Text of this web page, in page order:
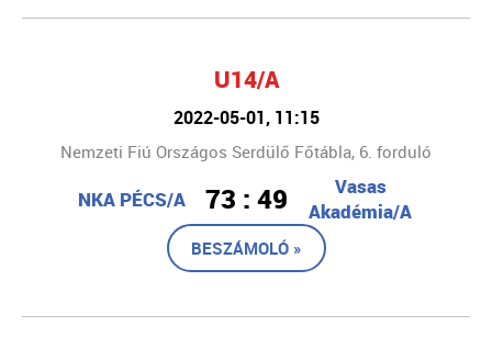
U14/A
2022-05-01, 11:15
Nemzeti Fiú Országos Serdülő Főtábla, 6. forduló
NKA PÉCS/A 73 : 49
Vasas
Akadémia/A
BESZÁMOLÓ »